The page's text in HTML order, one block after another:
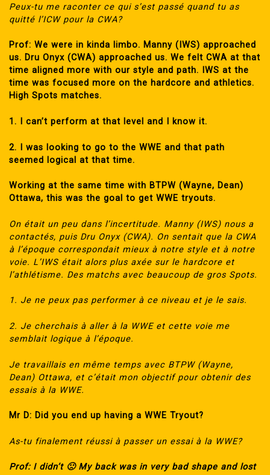
Peux-tu me raconter ce qui s’est passé quand tu as
quitté l’ICW pour la CWA?
Prof: We were in kinda limbo. Manny (IWS) approached
us. Dru Onyx (CWA) approached us. We felt CWA at that
time aligned more with our style and path. IWS at the
time was focused more on the hardcore and athletics.
High Spots matches.
1. I can’t perform at that level and I know it.
2. I was looking to go to the WWE and that path
seemed logical at that time.
Working at the same time with BTPW (Wayne, Dean)
Ottawa, this was the goal to get WWE tryouts.
On était un peu dans l’incertitude. Manny (IWS) nous a
contactés, puis Dru Onyx (CWA). On sentait que la CWA
à l’époque correspondait mieux à notre style et à notre
voie. L’IWS était alors plus axée sur le hardcore et
l’athlétisme. Des matchs avec beaucoup de gros Spots.
1. Je ne peux pas performer à ce niveau et je le sais.
2. Je cherchais à aller à la WWE et cette voie me
semblait logique à l’époque.
Je travaillais en même temps avec BTPW (Wayne,
Dean) Ottawa, et c’était mon objectif pour obtenir des
essais à la WWE.
Mr D: Did you end up having a WWE Tryout?
As-tu finalement réussi à passer un essai à la WWE?
Prof: I didn’t 🙁 My back was in very bad shape and lost